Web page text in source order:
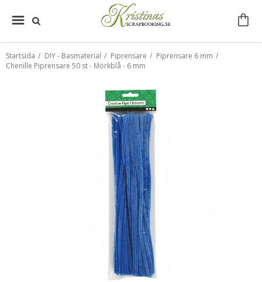
Startsida / DIY - Basmaterial / Piprensare / Piprensare 6 mm /
Chenille Piprensare 50 st - Mörkblå - 6 mm